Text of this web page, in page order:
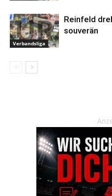
Verbandsliga
Reinfeld
souverän